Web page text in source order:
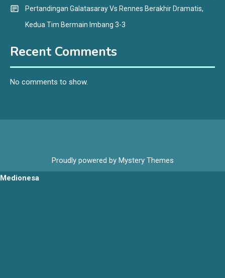
Pertandingan Galatasaray Vs Rennes Berakhir Dramatis,
Kedua Tim Bermain Imbang 3-3
Recent Comments
No comments to show.
Proudly powered by Mystery Themes
Medionesa